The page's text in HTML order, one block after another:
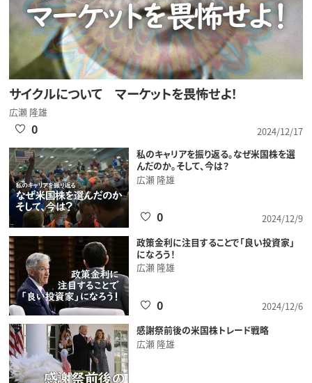
サイクルについて マーケットを畏怖せよ！
広瀬 隆雄
2024/12/17
0
私のキャリアを振り返る。なぜ米国株を選
んだのか。そして、今は？
広瀬 隆雄
2024/12/9
0
政策金利に注目することで「良い投資家」
になろう！
広瀬 隆雄
2024/12/6
0
感謝祭前後の米国株トレード戦略
広瀬 隆雄